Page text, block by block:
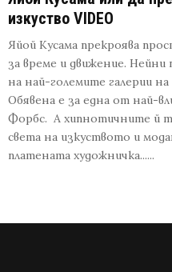
изкуство VIDEO
Яйой Кусама прекроява
за време и движение.
на най-големите галерии
Обявена е за една от най-
Форбс. А хипнотичните й
света на изкуството и
платената художничка......